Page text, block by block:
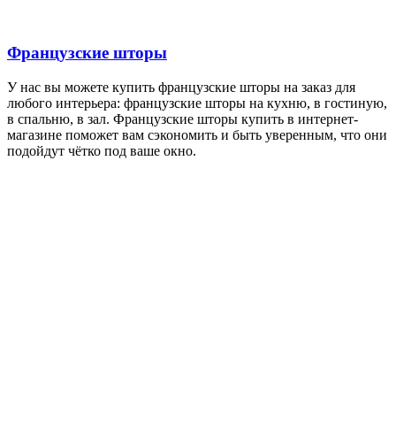
Французские шторы
У нас вы можете купить французские шторы на заказ для
любого интерьера: французские шторы на кухню, в гостиную,
в спальню, в зал. Французские шторы купить в интернет-
магазине поможет вам сэкономить и быть уверенным, что они
подойдут чётко под ваше окно.